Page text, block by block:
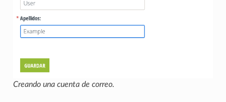
Creando una cuenta de correo.